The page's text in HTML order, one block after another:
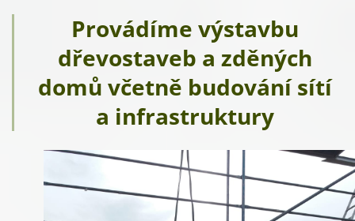
Provádíme výstavbu
dřevostaveb a zděných
domů včetně budování sítí
a infrastruktury